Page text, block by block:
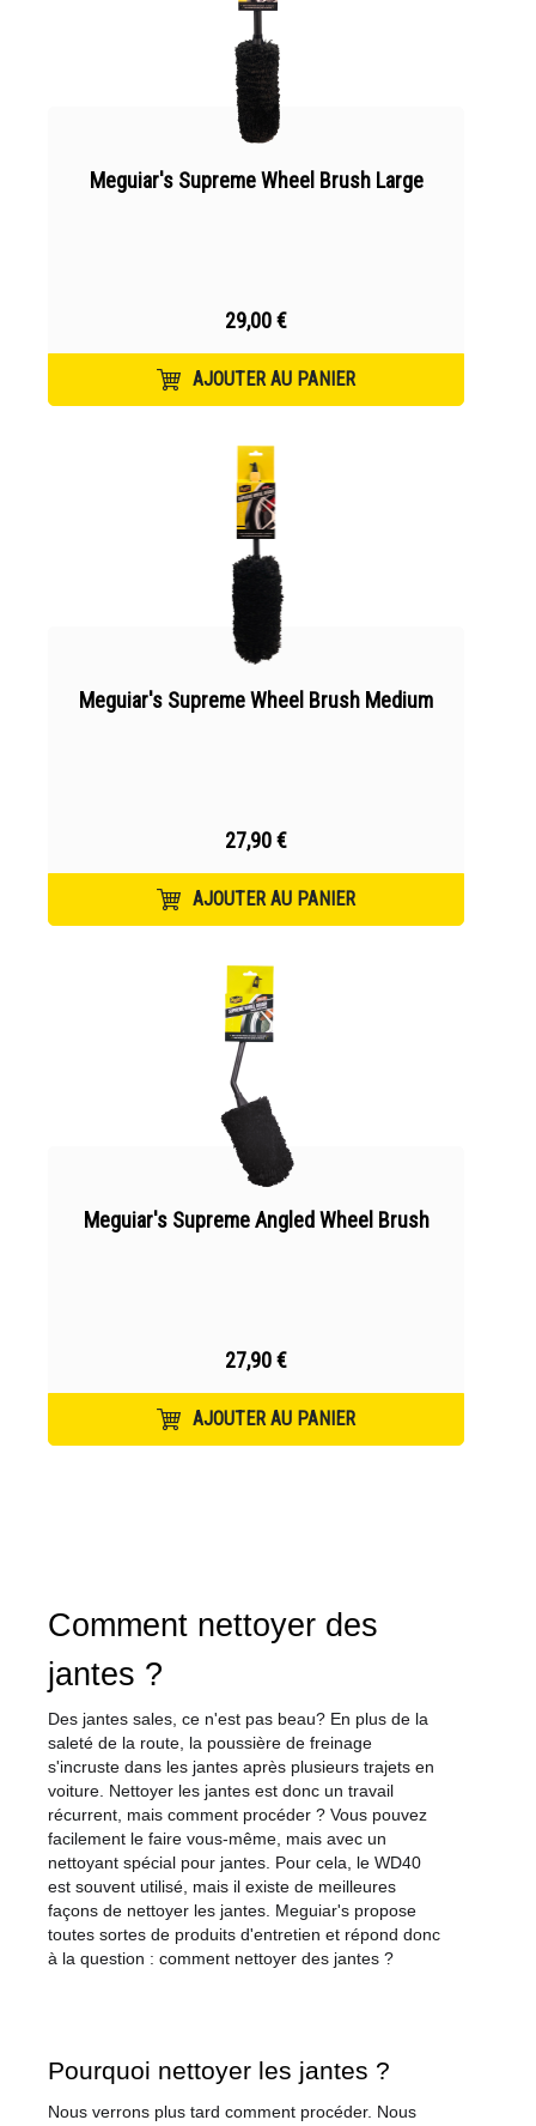
Meguiar's Supreme Wheel Brush Large
29,00 €
AJOUTER AU PANIER
Meguiar's Supreme Wheel Brush Medium
27,90 €
AJOUTER AU PANIER
Meguiar's Supreme Angled Wheel Brush
27,90 €
AJOUTER AU PANIER
Comment nettoyer des
jantes ?
Des jantes sales, ce n'est pas beau? En plus de la
saleté de la route, la poussière de freinage
s'incruste dans les jantes après plusieurs trajets en
voiture. Nettoyer les jantes est donc un travail
récurrent, mais comment procéder ? Vous pouvez
facilement le faire vous-même, mais avec un
nettoyant spécial pour jantes. Pour cela, le WD40
est souvent utilisé, mais il existe de meilleures
façons de nettoyer les jantes. Meguiar's propose
toutes sortes de produits d'entretien et répond donc
à la question : comment nettoyer des jantes ?
Pourquoi nettoyer les jantes ?
Nous verrons plus tard comment procéder. Nous